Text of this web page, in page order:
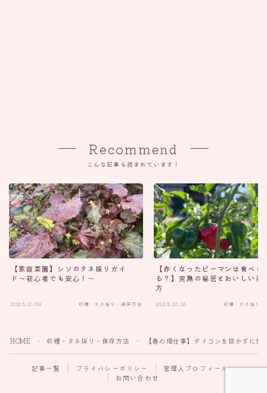
Recommend
こんな記事も読まれています！
【家庭菜園】シソのタネ採りガイ
ド〜初心者でも安心！〜
2025.11.09 収穫・タネ採り・保存方法
【赤くなったピーマンは食べら
る？】完熟の秘密とおいしい楽
方
2025.10.16 収穫・タネ採り
HOME ＞ 収穫・タネ採り・保存方法 ＞ 【春の畑仕事】ダイコンを抜かずに
記事一覧 プライバシーポリシー
管理人プロフィール
お問い合わせ